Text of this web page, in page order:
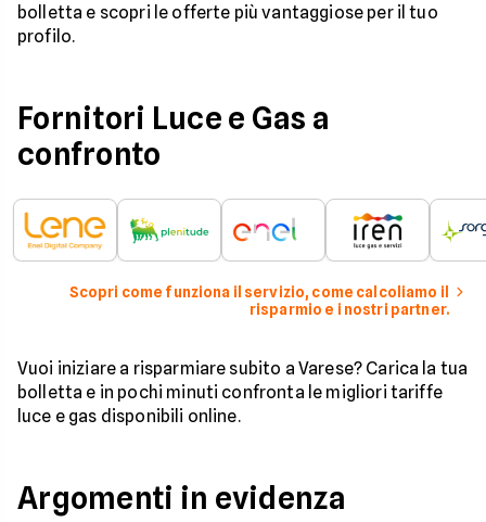
bolletta e scopri le offerte più vantaggiose per il tuo
profilo.
Fornitori Luce e Gas a
confronto
Scopri come funziona il servizio, come calcoliamo il
risparmio e i nostri partner.
Vuoi iniziare a risparmiare subito a Varese? Carica la tua
bolletta e in pochi minuti confronta le migliori tariffe
luce e gas disponibili online.
Argomenti in evidenza